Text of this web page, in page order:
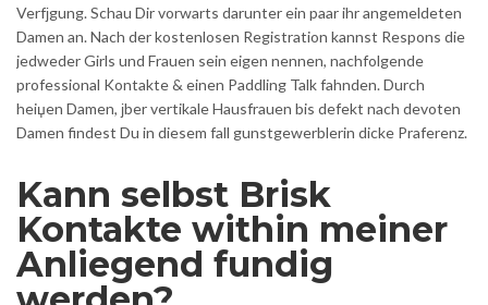
Verfјgung. Schau Dir vorwarts darunter ein paar ihr angemeldeten
Damen an. Nach der kostenlosen Registration kannst Respons die
jedweder Girls und Frauen sein eigen nennen, nachfolgende
professional Kontakte & einen Paddling Talk fahnden. Durch
heiџen Damen, јber vertikale Hausfrauen bis defekt nach devoten
Damen findest Du in diesem fall gunstgewerblerin dicke Praferenz.
Kann selbst Brisk
Kontakte within meiner
Anliegend fundig